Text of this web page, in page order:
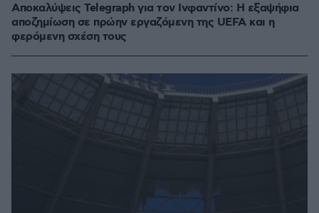
Αποκαλύψεις Telegraph για τον Ινφαντίνο: Η εξαψήφια
αποζημίωση σε πρώην εργαζόμενη της UEFA και η
φερόμενη σχέση τους